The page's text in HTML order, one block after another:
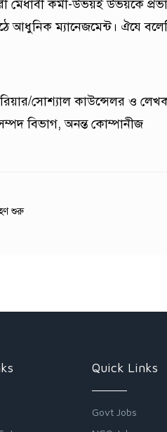
মেধাবী কর্মী-উভয়ই উভয়কে
ম্যানেজমেন্ট। ঐযে
সোশ্যাল কাউন্সেলর ও
বিভাগ, অনন্ত কোম্পানীজ
শুরু
Quick Links
Govt Jobs